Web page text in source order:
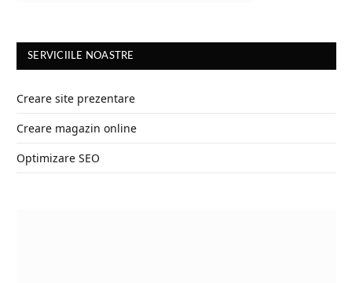
SERVICIILE NOASTRE
Creare site prezentare
Creare magazin online
Optimizare SEO